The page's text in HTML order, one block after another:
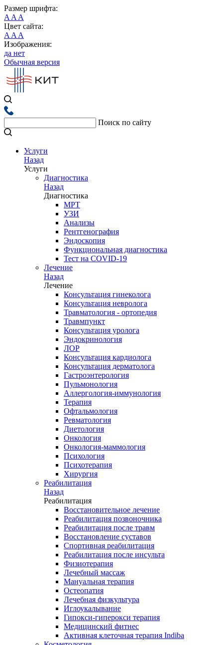
Размер шрифта:
A A A
Цвет сайта:
A A A
Изображения:
да нет
Обычная версия
Поиск по сайту
Услуги
Назад
Услуги
Диагностика
Назад
Диагностика
МРТ
УЗИ
Анализы
Рентгенография
Эндоскопия
Функциональная диагностика
Тест на COVID-19
Лечение
Назад
Лечение
Консультация гинеколога
Консультация невролога
Травматология - ортопедия
Травмпункт
Консультация уролога
Эндокринология
ЛОР
Консультация кардиолога
Консультация дерматолога
Гастроэнтерология
Пульмонология
Аллергология-иммунология
Терапия
Офтальмология
Ревматология
Диетология
Онкология
Онкология-маммология
Психология
Психотерапия
Хирургия
Реабилитация
Назад
Реабилитация
Восстановительное лечение
Реабилитация позвоночника
Реабилитация после травм
Восстановление суставов
Спортивная реабилитация
Реабилитация после инсульта
Физиотерапия
Лечебный массаж
Мануальная терапия
Остеопатия
Лечебная физкультура
Иглоукалывание
Гипокси-гиперокси терапия
Медицинский фитнес
Активная клеточная терапия Indiba